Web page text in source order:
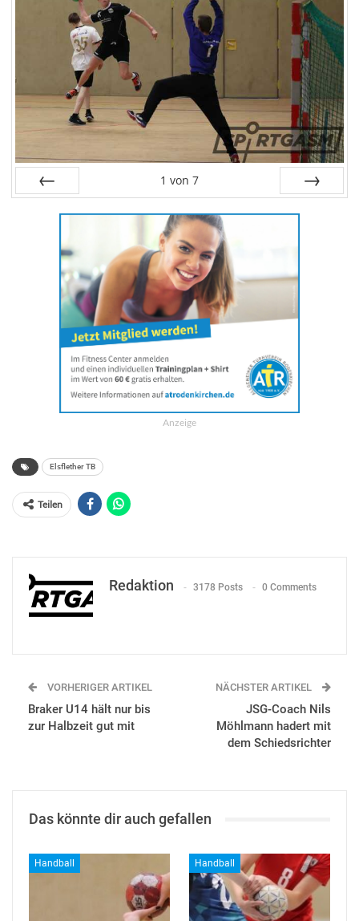
1 von 7
Anzeige
Elsflether TB
Teilen
Redaktion 3178 Posts 0 Comments
VORHERIGER ARTIKEL
Braker U14 hält nur bis
zur Halbzeit gut mit
NÄCHSTER ARTIKEL
JSG-Coach Nils
Möhlmann hadert mit
dem Schiedsrichter
Das könnte dir auch gefallen
Handball Handball